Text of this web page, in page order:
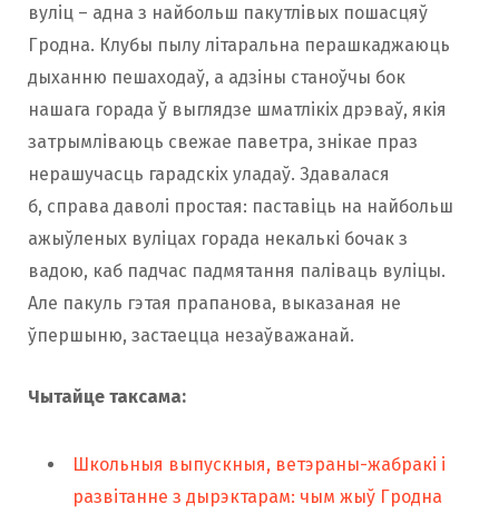
вуліц – адна з найбольш пакутлівых пошасцяў
Гродна. Клубы пылу літаральна перашкаджаюць
дыханню пешаходаў, а адзіны станоўчы бок
нашага горада ў выглядзе шматлікіх дрэваў, якія
затрымліваюць свежае паветра, знікае праз
нерашучасць гарадскіх уладаў. Здавалася
б, справа даволі простая: паставіць на найбольш
ажыўленых вуліцах горада некалькі бочак з
вадою, каб падчас падмятання паліваць вуліцы.
Але пакуль гэтая прапанова, выказаная не
ўпершыню, застаецца незаўважанай.
Чытайце таксама:
Школьныя выпускныя, ветэраны-жабракі і
развітанне з дырэктарам: чым жыў Гродна